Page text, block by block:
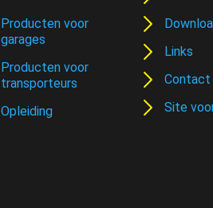
Producten voor
garages
Producten voor
transporteurs
Opleiding
Links
Contact
Site